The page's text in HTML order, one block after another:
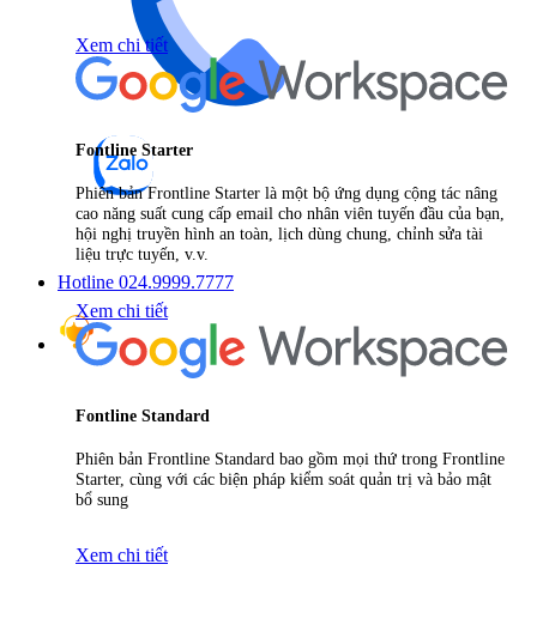
Hotline 024.9999.7777
Xem chi tiết
Fontline Starter
Phiên bản Frontline Starter là một bộ ứng dụng cộng tác nâng
cao năng suất cung cấp email cho nhân viên tuyến đầu của bạn,
hội nghị truyền hình an toàn, lịch dùng chung, chỉnh sửa tài
liệu trực tuyến, v.v.
Xem chi tiết
Fontline Standard
Phiên bản Frontline Standard bao gồm mọi thứ trong Frontline
Starter, cùng với các biện pháp kiểm soát quản trị và bảo mật
bổ sung
Xem chi tiết